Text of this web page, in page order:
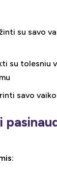
su savo
su tolesniu
savo